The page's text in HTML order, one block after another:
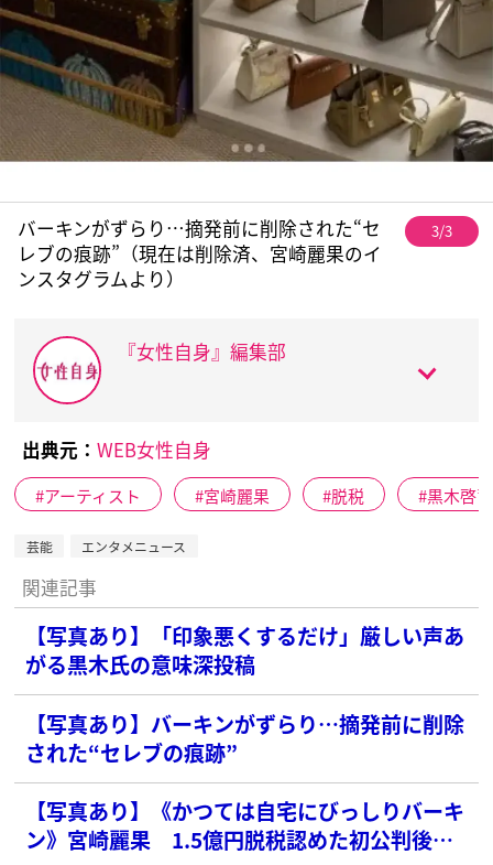
バーキンがずらり…摘発前に削除された“セ
レブの痕跡”（現在は削除済、宮崎麗果のイ
ンスタグラムより）
3/3
『女性自身』編集部
出典元： WEB女性自身
アーティスト 宮崎麗果 脱税 黒木啓司
芸能 エンタメニュース
関連記事
【写真あり】「印象悪くするだけ」厳しい声あ
がる黒木氏の意味深投稿
【写真あり】バーキンがずらり…摘発前に削除
された“セレブの痕跡”
【写真あり】《かつては自宅にびっしりバーキ
ン》宮崎麗果 1.5億円脱税認めた初公判後